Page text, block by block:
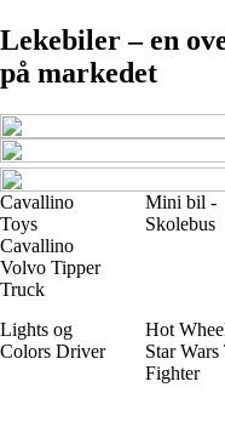
Lekebiler – en
på markedet
Cavallino
Toys
Cavallino
Volvo Tipper
Truck
Mini bil -
Skolebus
Lights og
Colors Driver
Hot
Star Wars
Fighter